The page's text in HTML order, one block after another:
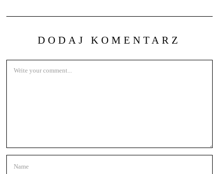
DODAJ KOMENTARZ